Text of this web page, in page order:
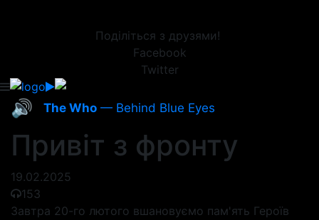
Поділіться з друзями!
Facebook
Twitter
🔊 The Who — Behind Blue Eyes
Привіт з фронту
19.02.2025
153
Завтра 20-го лютого вшановуємо пам'ять Героїв